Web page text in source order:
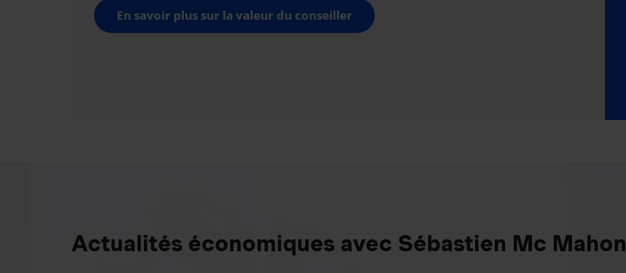
En savoir plus sur la valeur du conseiller
Actualités économiques avec Sébastien Mc Mahon